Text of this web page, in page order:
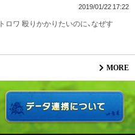
2019/01/22 17:22
ワ 殴りかかりたいのに、なぜす
MORE